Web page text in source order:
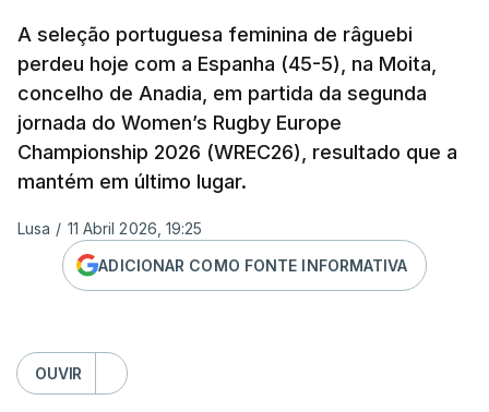
A seleção portuguesa feminina de râguebi
perdeu hoje com a Espanha (45-5), na Moita,
concelho de Anadia, em partida da segunda
jornada do Women’s Rugby Europe
Championship 2026 (WREC26), resultado que a
mantém em último lugar.
Lusa / 11 Abril 2026, 19:25
ADICIONAR COMO FONTE INFORMATIVA
OUVIR